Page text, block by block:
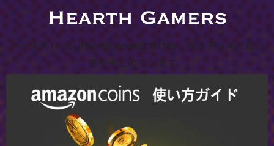
ハースストーン/Hearthstoneにおける、強いデッキと使い
方をまとめています。